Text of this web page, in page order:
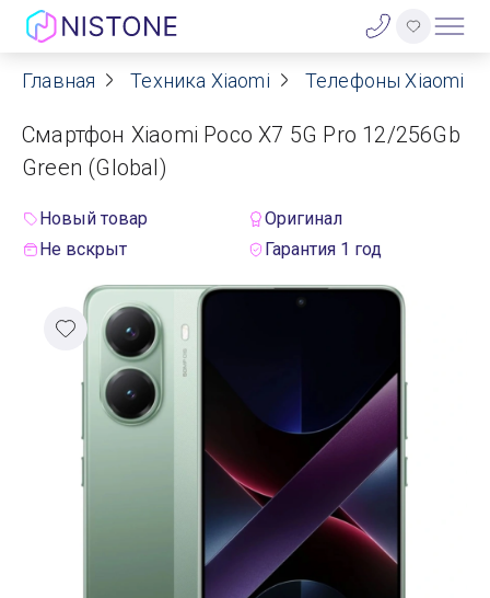
Акции
О нас
Договор оферты
Реквизиты
Контакты
Гарантия
Главная Техника Xiaomi Телефоны Xiaomi
Смартфон Xiaomi Poco X7 5G Pro 12/256Gb
Green (Global)
Новый товар
Оригинал
Не вскрыт
Гарантия 1 год